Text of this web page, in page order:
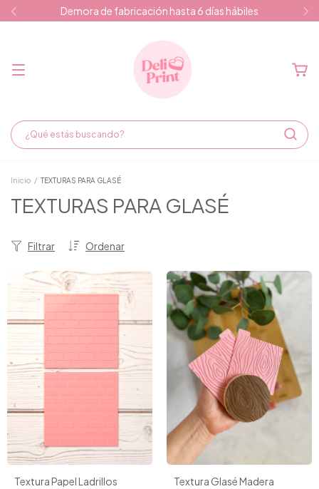
Demora de fabricación hasta 6 días hábiles
Inicio / TEXTURAS PARA GLASÉ
TEXTURAS PARA GLASÉ
Ordenar
Filtrar
Textura Papel Ladrillos Textura Glasé Madera